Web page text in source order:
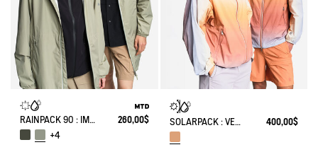
RAINPACK 90 : IMPERMÉABLE MIXTE COUPE-VENT MTD , LONG ET PLIABLE
260,00$
+4
SOLARPACK : VESTE MIXTE DÉPERLANTE PLIABLE UV-C® TIE AND DYE 400,00$